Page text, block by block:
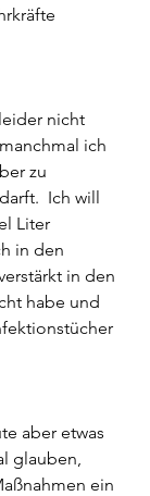
nicht
ich
zu
Ich will
Liter
in den
in den
habe und
aber etwas
glauben,
ein